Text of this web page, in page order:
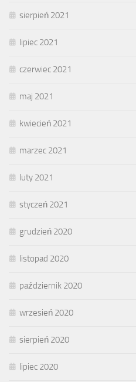
sierpień 2021
lipiec 2021
czerwiec 2021
maj 2021
kwiecień 2021
marzec 2021
luty 2021
styczeń 2021
grudzień 2020
listopad 2020
październik 2020
wrzesień 2020
sierpień 2020
lipiec 2020